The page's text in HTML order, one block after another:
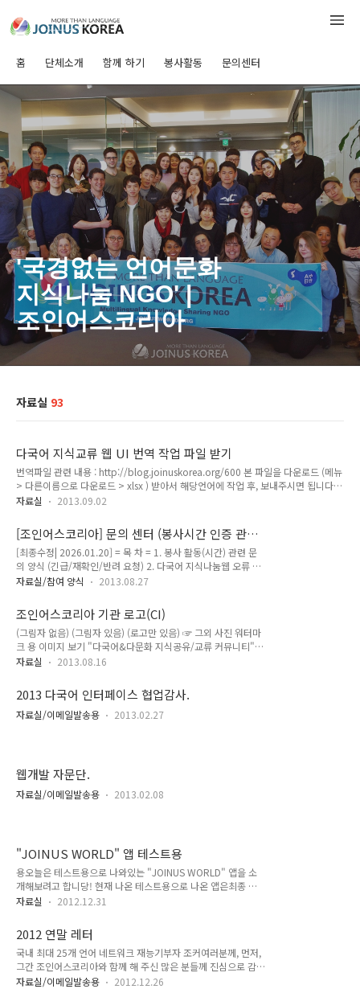
홈 단체소개 함께 하기 봉사활동 문의센터
'국경없는 언어문화
지식나눔 NGO' |
조인어스코리아
자료실 93
다국어 지식교류 웹 UI 번역 작업 파일 받기
번역파일 관련 내용 : http://blog.joinuskorea.org/600 본 파일을 다운로드 (메뉴
> 다른이름으로 다운로드 > xlsx ) 받아서 해당언어에 작업 후, 보내주시면 됩니다.
보낼곳/ 문의 메일: joinus@joinuskorea.org :
니다. "다국어&다문화 지식공유/교류 커뮤니티" 운영 IT NGOMULTILINGUAL
KNOWLEDGE EXCHANGE & SHARING COMMUNITY JOINUSWORLD.ORG 조
인어스코리아는 국내 최대 29개 ‘국경 없는 언어문화 지식교류활동가’(JOKOER)를
회원으로 하는 NGO로써, 지식을 통해 세계인과 교류하..
자료실 2013.09.02
[조인어스코리아] 문의 센터 (봉사시간 인증 관
련)
[최종수정| 2026.01.20] = 목 차 = 1. 봉사 활동(시간) 관련 문
의 양식 (긴급/재확인/반려 요청) 2. 다국어 지식나눔웹 오류 관
련 문의 3. 문의 방법 요약 - 조인어스코리아의 모든 봉사활동 승
제 활동 후 게시한 활동보고서와 승인요청서에 대해 인증요원의
검토 후 1365에 입력처리되는 실적제입니다. (☞ 1365의 봉사
목록은 3개월 주기로 연장 갱신됨) - 봉사시간 처리 소요시간 관
련 필독 사항 "> * 봉사활동 문의 전 ☞ FAQ 보기 >> 1. 봉사 활
동 관련 문의 양식 (승인/처리/활동) - 1365 승인요청서(바로가
동하지 마세요. - 봉사실적 관..
자료실/참여 양식 2013.08.27
조인어스코리아 기관 로고(CI)
(그림자 없음) (그림자 있음) (로고만 있음) ☞ 그외 사진 워터마
크 용 이미지 보기 "다국어&다문화 지식공유/교류 커뮤니티"
운영 IT NGO MULTILINGUAL KNOWLEDGE EXCHANGE &
아는 국내 최대 20 언어권 ‘국경 없는 언어문화 지식교류활동
가’(JOKOER)를 회원으로 하는 NGO로써,지식을 통해 세계인과
교류하는 다국어&다문화 지식허브 커뮤니티를 운영하는 순수
자료실 2013.08.16
2013 다국어 인터페이스 협업감사.
자료실/이메일발송용 2013.02.27
웹개발 자문단.
자료실/이메일발송용 2013.02.08
"JOINUS WORLD" 앱 테스트용
용오늘은 테스트용으로 나와있는 "JOINUS WORLD" 앱을 소
개해보려고 합니당! 현재 나온 테스트용으로 나온 앱은최종 구
현될 모델의 매우 대략적인 모습에 불과하지만,조인어스월드를
을 간단히 보여드리려고 해요. 저기 조인어스코리아 로고가 보이
시나요? 한국을 상징하고 대표하는 태극무늬와 함께다국어 지식
공유 커뮤니티의 핵심 가치인참여. 공유. 개방. 자율.를 나타내는
깃들이 양쪽에 자리잡고 있습니다^^ 그림에서 보시는 것과 같이
테스트용 답게 간단한~~ 앱 모습과 설명이 되어있습니다. 아직
자료실 2012.12.31
2012 연말 레터
국내 최대 25개 언어 네트워크 재능기부자 조커여러분께, 먼저,
그간 조인어스코리아와 함께 해 주신 많은 분들께 진심으로 감사
말씀드립니다. 그리고 해를 넘어 준비해오던 조인어스코리아의
자료실/이메일발송용 2012.12.26